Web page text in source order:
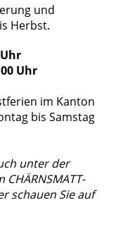
und
Herbst.
Uhr
im Kanton
bis Samstag
unter der
schauen Sie auf